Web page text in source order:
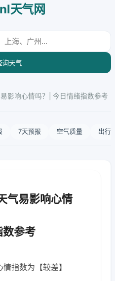
天气网
天气
影响心情吗？| 今日情绪指数参考
7天预报 空气质量 出行
气易影响心情
数参考
指数为【较差】